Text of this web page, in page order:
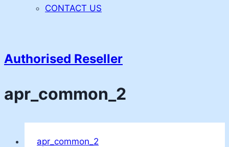
CONTACT US
Authorised Reseller
apr_common_2
apr_common_2